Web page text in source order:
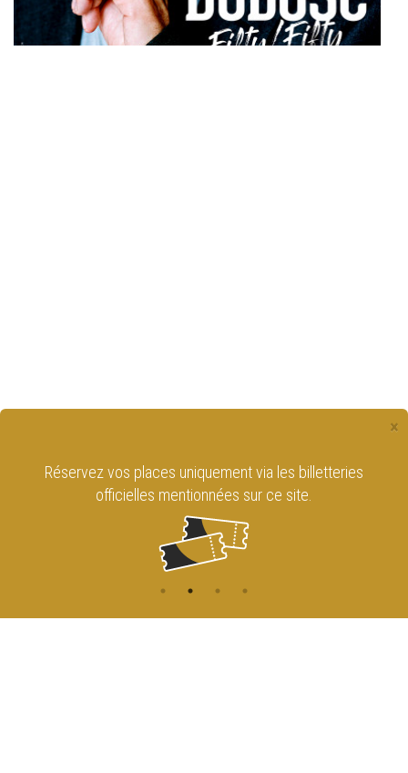
×
Réservez vos places uniquement via les billetteries
officielles mentionnées sur ce site.